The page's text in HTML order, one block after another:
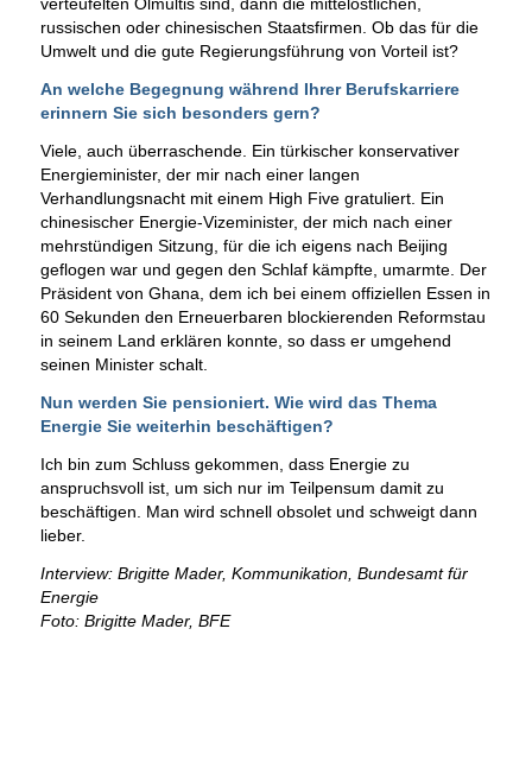
verteufelten Ölmultis sind, dann die mittelöstlichen,
russischen oder chinesischen Staatsfirmen. Ob das für die
Umwelt und die gute Regierungsführung von Vorteil ist?
An welche Begegnung während Ihrer Berufskarriere
erinnern Sie sich besonders gern?
Viele, auch überraschende. Ein türkischer konservativer
Energieminister, der mir nach einer langen
Verhandlungsnacht mit einem High Five gratuliert. Ein
chinesischer Energie-Vizeminister, der mich nach einer
mehrstündigen Sitzung, für die ich eigens nach Beijing
geflogen war und gegen den Schlaf kämpfte, umarmte. Der
Präsident von Ghana, dem ich bei einem offiziellen Essen in
60 Sekunden den Erneuerbaren blockierenden Reformstau
in seinem Land erklären konnte, so dass er umgehend
seinen Minister schalt.
Nun werden Sie pensioniert. Wie wird das Thema
Energie Sie weiterhin beschäftigen?
Ich bin zum Schluss gekommen, dass Energie zu
anspruchsvoll ist, um sich nur im Teilpensum damit zu
beschäftigen. Man wird schnell obsolet und schweigt dann
lieber.
Interview: Brigitte Mader, Kommunikation, Bundesamt für
Energie
Foto: Brigitte Mader, BFE